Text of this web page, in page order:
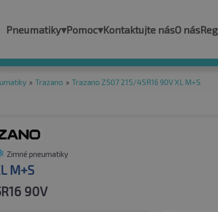
Pneumatiky▾Pomoc▾Kontaktujte násO nás
» Trazano » Trazano Z507 215/45R16 90V XL M+S
Zimné pneumatiky
M+S
90V